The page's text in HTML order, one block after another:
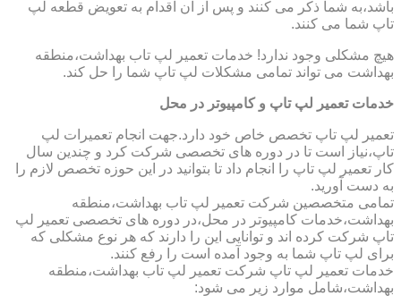
باشد،به شما ذکر می کنند و پس از آن اقدام به تعویض قطعه لپ
تاپ شما می کنند.
هیچ مشکلی وجود ندارد! خدمات تعمیر لپ تاب بهداشت،منطقه
بهداشت می تواند تمامی مشکلات لپ تاپ شما را حل کند.
خدمات تعمیر لپ تاپ و کامپیوتر در محل
تعمیر لپ تاپ تخصص خاص خود دارد.جهت انجام تعمیرات لپ
تاپ،نیاز است تا در دوره های تخصصی شرکت کرد و چندین سال
کار تعمیر لپ تاپ را انجام داد تا بتوانید در این حوزه تخصص لازم را
به دست آورید.
تمامی متخصصین شرکت تعمیر لپ تاب بهداشت،منطقه
بهداشت،خدمات کامپیوتر در محل،در دوره های تخصصی تعمیر لپ
تاپ شرکت کرده اند و توانایی این را دارند که هر نوع مشکلی که
برای لپ تاپ شما به وجود آمده است را رفع کنند.
خدمات تعمیر لپ تاپ شرکت تعمیر لپ تاب بهداشت،منطقه
بهداشت،شامل موارد زیر می شود: